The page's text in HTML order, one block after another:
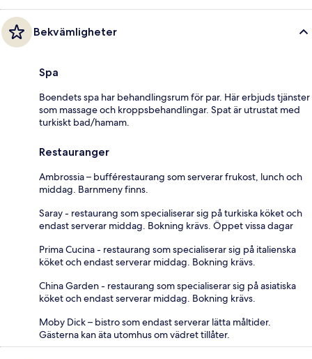
Bekvämligheter
Spa
Boendets spa har behandlingsrum för par. Här erbjuds tjänster
som massage och kroppsbehandlingar. Spat är utrustat med
turkiskt bad/hamam.
Restauranger
Ambrossia – bufférestaurang som serverar frukost, lunch och
middag. Barnmeny finns.
Saray - restaurang som specialiserar sig på turkiska köket och
endast serverar middag. Bokning krävs. Öppet vissa dagar
Prima Cucina - restaurang som specialiserar sig på italienska
köket och endast serverar middag. Bokning krävs.
China Garden - restaurang som specialiserar sig på asiatiska
köket och endast serverar middag. Bokning krävs.
Moby Dick – bistro som endast serverar lätta måltider.
Gästerna kan äta utomhus om vädret tillåter.